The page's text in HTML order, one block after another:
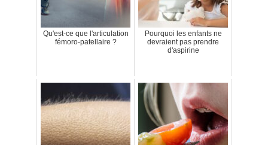
Qu'est-ce que l'articulation
fémoro-patellaire ?
Pourquoi les enfants ne
devraient pas prendre
d'aspirine